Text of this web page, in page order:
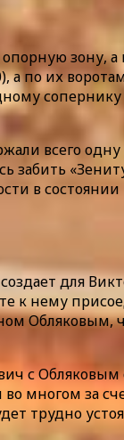
зону, а
по их
сопернику
всего
забить
в
для
к нему
Обляковым,
с Обляковым
во многом за
трудно